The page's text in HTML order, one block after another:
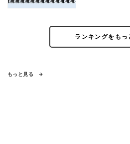
ランキングをもっ
もっと見る